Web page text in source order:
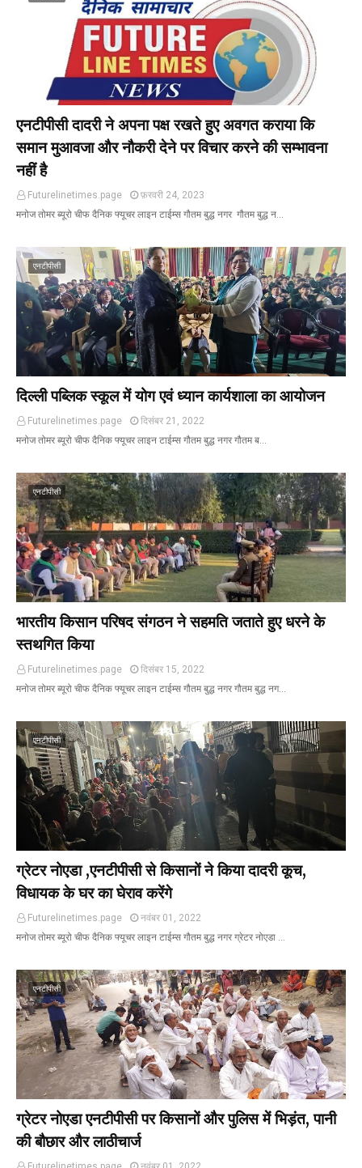
एनटीपीसी दादरी ने अपना पक्ष रखते हुए अवगत कराया कि
समान मुआवजा और नौकरी देने पर विचार करने की सम्भावना
नहीं है
Futurelinetimes.page
फ़रवरी 24, 2023
मनोज तोमर ब्यूरो चीफ दैनिक फ्यूचर लाइन टाईम्स गौतम बुद्ध नगर गौतम बुद्ध न…
एनटीपीसी
दिल्ली पब्लिक स्कूल में योग एवं ध्यान कार्यशाला का आयोजन
Futurelinetimes.page
दिसंबर 21, 2022
मनोज तोमर ब्यूरो चीफ दैनिक फ्यूचर लाइन टाईम्स गौतम बुद्ध नगर गौतम ब…
एनटीपीसी
भारतीय किसान परिषद संगठन ने सहमति जताते हुए धरने के
स्तथगित किया
Futurelinetimes.page
दिसंबर 15, 2022
मनोज तोमर ब्यूरो चीफ दैनिक फ्यूचर लाइन टाईम्स गौतम बुद्ध नगर गौतम बुद्ध नग…
एनटीपीसी
ग्रेटर नोएडा ,एनटीपीसी से किसानों ने किया दादरी कूच,
विधायक के घर का घेराव करेंगे
Futurelinetimes.page
नवंबर 01, 2022
मनोज तोमर ब्यूरो चीफ दैनिक फ्यूचर लाइन टाईम्स गौतम बुद्ध नगर ग्रेटर नोएडा …
एनटीपीसी
ग्रेटर नोएडा एनटीपीसी पर किसानों और पुलिस में भिड़ंत, पानी
की बौछार और लाठीचार्ज